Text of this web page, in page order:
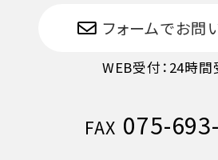
フォームでお問
WEB受付：24時
FAX 075-